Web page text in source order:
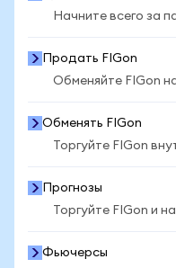
Начните всего за
Продать FIGon
Обменяйте FIGon
Обменять FIGon
Торгуйте FIGon
Прогнозы
Торгуйте FIGon и
Фьючерсы